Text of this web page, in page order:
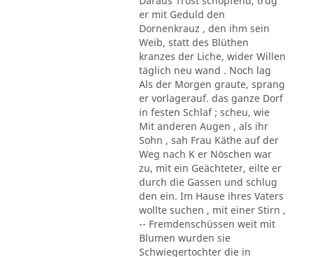
er mit Geduld den
Dornenkrauz , den ihm sein
Weib, statt des Blüthen
kranzes der Liche, wider Willen
täglich neu wand . Noch lag
Als der Morgen graute, sprang
er vorlagerauf. das ganze Dorf
in festen Schlaf ; scheu, wie
Mit anderen Augen , als ihr
Sohn , sah Frau Käthe auf der
Weg nach K er Nöschen war
zu, mit ein Geächteter, eilte er
durch die Gassen und schlug
den ein. Im Hause ihres Vaters
wollte suchen , mit einer Stirn ,
-- Fremdenschüssen weit mit
Blumen wurden sie
Schwiegertochter die in